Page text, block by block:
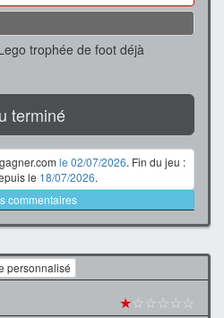
trophée de foot déjà
terminé
le 02/07/2026. Fin du jeu :
le 18/07/2026.
commentaires
personnalisé
★☆☆☆☆☆